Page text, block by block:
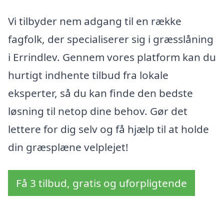
Vi tilbyder nem adgang til en række
fagfolk, der specialiserer sig i græsslåning
i Errindlev. Gennem vores platform kan du
hurtigt indhente tilbud fra lokale
eksperter, så du kan finde den bedste
løsning til netop dine behov. Gør det
lettere for dig selv og få hjælp til at holde
din græsplæne velplejet!
Få 3 tilbud, gratis og uforpligtende